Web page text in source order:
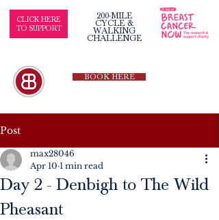
CLICK HERE
TO SUPPORT
200-MILE
CYCLE &
WALKING
CHALLENGE
BOOK HERE
Post
Day 2 - Denbigh to The Wild
Pheasant
max28046
Apr 10 1 min read